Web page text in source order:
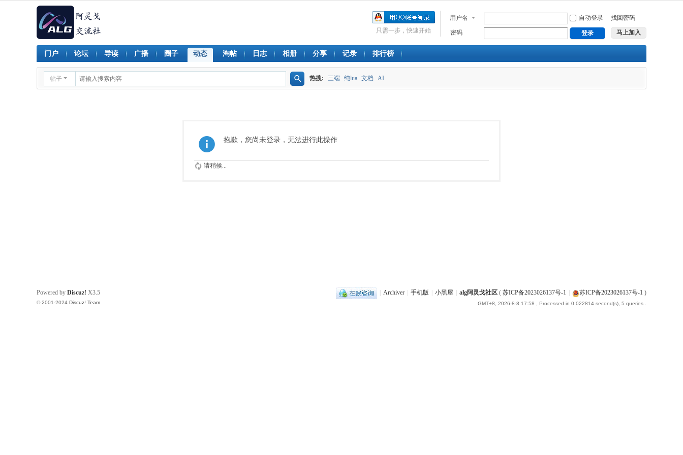
用户名 自动登录 找回密码
密码 登录 马上加入
只需一步，快速开始
门户 论坛 导读 广播 圈子 动态 淘帖 日志 相册 分享 记录 排行榜
帖子 热搜: 三端 纯lua 文档 AI
抱歉，您尚未登录，无法进行此操作
请稍候...
Archiver 手机版 小黑屋 alg阿灵戈社区 ( 苏ICP备2023026137号-1 苏ICP备2023026137号-1 )
GMT+8, 2026-8-8 17:58 , Processed in 0.022814 second(s), 5 queries .
Powered by Discuz! X3.5
© 2001-2024 Discuz! Team